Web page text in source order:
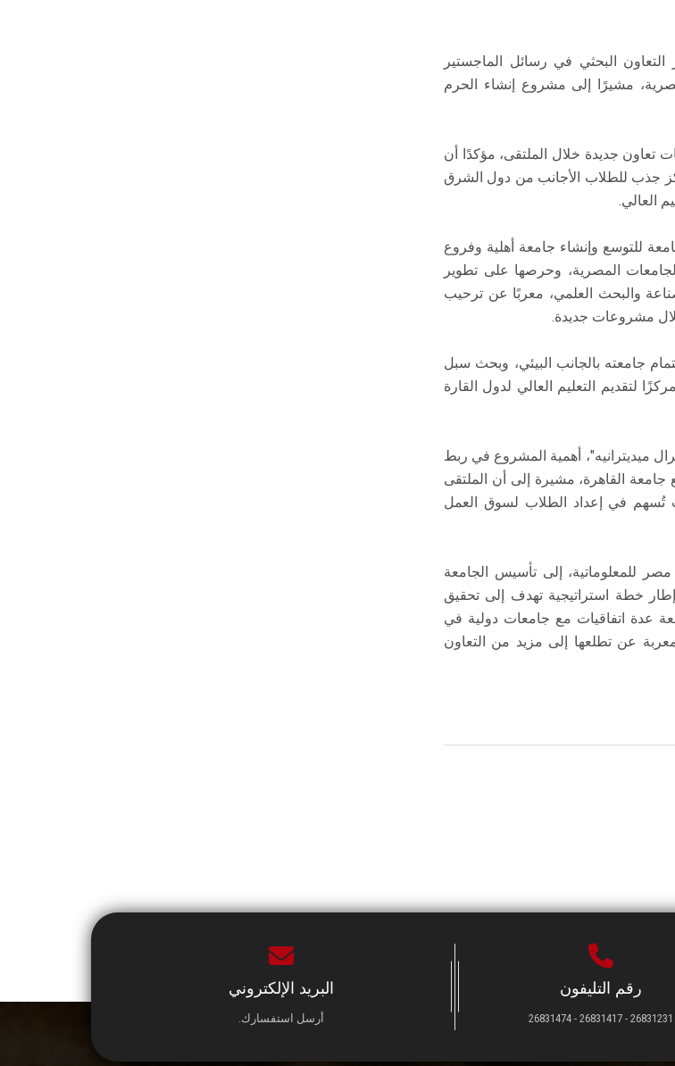
التعاون البحثي في رسائل الماجستير
مشيرًا إلى مشروع إنشاء الحرم
تعاون جديدة خلال الملتقى، مؤكدًا أن
جذب للطلاب الأجانب من دول الشرق
العالي.
للتوسع وإنشاء جامعة أهلية وفروع
المصرية، وحرصها على تطوير
والبحث العلمي، معربًا عن ترحيب
مشروعات جديدة.
جامعته بالجانب البيئي، وبحث سبل
لتقديم التعليم العالي لدول القارة
ميديترانيه"، أهمية المشروع في ربط
القاهرة، مشيرة إلى أن الملتقى
تُسهم في إعداد الطلاب لسوق العمل
للمعلوماتية، إلى تأسيس الجامعة
خطة استراتيجية تهدف إلى تحقيق
عدة اتفاقيات مع جامعات دولية في
عن تطلعها إلى مزيد من التعاون
رقم التليفون
26831231 - 26831417 - 26831474
البريد الإلكتروني
أرسل استفسارك.